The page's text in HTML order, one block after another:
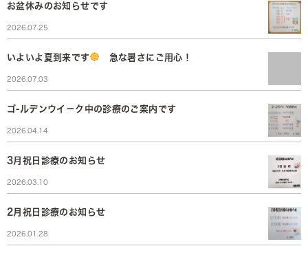
お盆休みのお知らせです
2026.07.25
いよいよ夏到来です 急な暑さにご用心！
2026.07.03
ゴ-ルデンウイ－ク中の診療のご案内です
2026.04.14
3月祝日診療のお知らせ
2026.03.10
2月祝日診療のお知らせ
2026.01.28